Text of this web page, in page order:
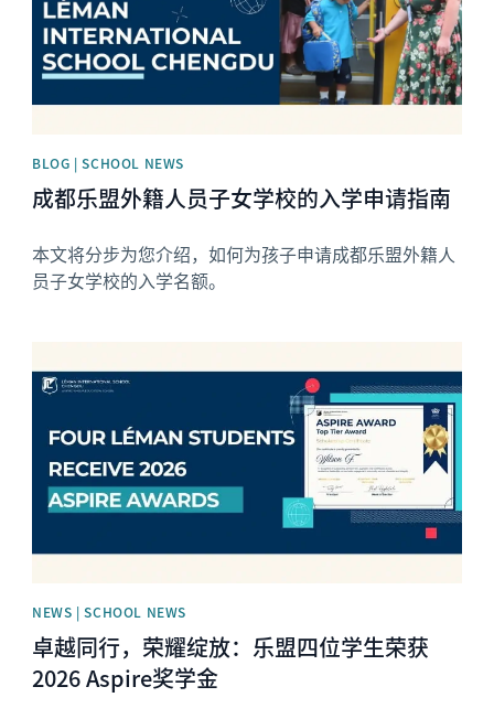
BLOG | SCHOOL NEWS
成都乐盟外籍人员子女学校的入学申请指南
本文将分步为您介绍，如何为孩子申请成都乐盟外籍人
员子女学校的入学名额。
NEWS | SCHOOL NEWS
卓越同行，荣耀绽放：乐盟四位学生荣获
2026 Aspire奖学金